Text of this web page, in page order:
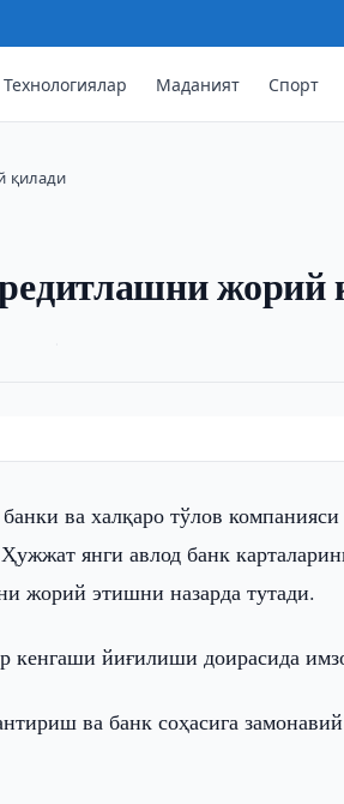
Технологиялар Маданият Спорт
қилади
жорий
ва халқаро тўлов
янги авлод банк
жорий этишни назарда тутади.
кенгаши йиғилиши доирасида
ва банк соҳасига